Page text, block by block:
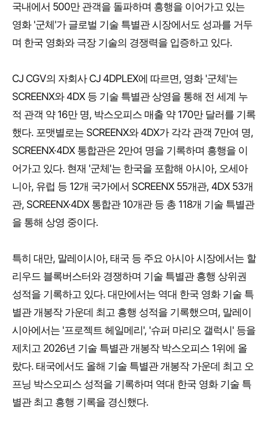
국내에서 500만 관객을 돌파하며 흥행을 이어가고 있는
영화 '군체'가 글로벌 기술 특별관 시장에서도 성과를 거두
며 한국 영화와 극장 기술의 경쟁력을 입증하고 있다.
CJ CGV의 자회사 CJ 4DPLEX에 따르면, 영화 '군체'는
SCREENX와 4DX 등 기술 특별관 상영을 통해 전 세계 누
적 관객 약 16만 명, 박스오피스 매출 약 170만 달러를 기록
했다. 포맷별로는 SCREENX와 4DX가 각각 관객 7만여 명,
SCREENX·4DX 통합관은 2만여 명을 기록하며 흥행을 이
어가고 있다. 현재 '군체'는 한국을 포함해 아시아, 오세아
니아, 유럽 등 12개 국가에서 SCREENX 55개관, 4DX 53개
관, SCREENX·4DX 통합관 10개관 등 총 118개 기술 특별관
을 통해 상영 중이다.
특히 대만, 말레이시아, 태국 등 주요 아시아 시장에서는 할
리우드 블록버스터와 경쟁하며 기술 특별관 흥행 상위권
성적을 기록하고 있다. 대만에서는 역대 한국 영화 기술 특
별관 개봉작 가운데 최고 흥행 성적을 기록했으며, 말레이
시아에서는 '프로젝트 헤일메리', '슈퍼 마리오 갤럭시' 등을
제치고 2026년 기술 특별관 개봉작 박스오피스 1위에 올
랐다. 태국에서도 올해 기술 특별관 개봉작 가운데 최고 오
프닝 박스오피스 성적을 기록하며 역대 한국 영화 기술 특
별관 최고 흥행 기록을 경신했다.